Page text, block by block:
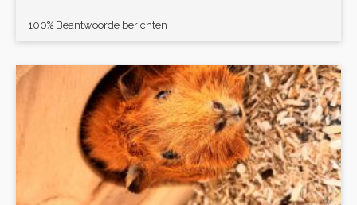
100% Beantwoorde berichten